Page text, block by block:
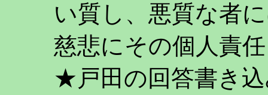
い質し、悪質な者
慈悲にその個人責
★戸田の回答書き